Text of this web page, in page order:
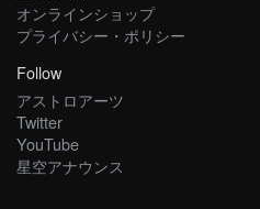
オンラインショップ
プライバシー・ポリシー
Follow
アストロアーツ
Twitter
YouTube
星空アナウンス